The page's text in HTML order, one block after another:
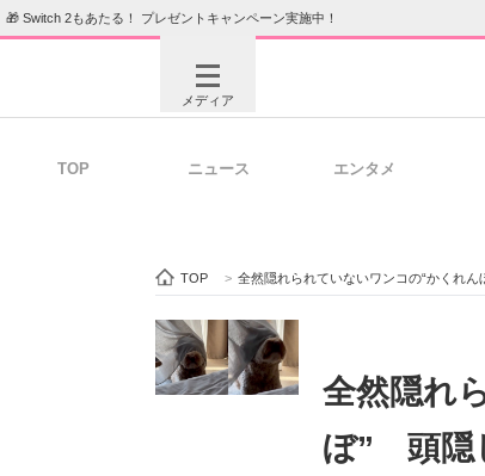
🎁 Switch 2もあたる！ プレゼントキャンペーン実施中！
メディア
ビジネスと働き方のヒント
ITエンジニア向け専門サイト 企
TOP ニュース エンタメ
TOP > 全然隠れられていないワンコの“かくれ
全然隠れ
ぼ” 頭隠